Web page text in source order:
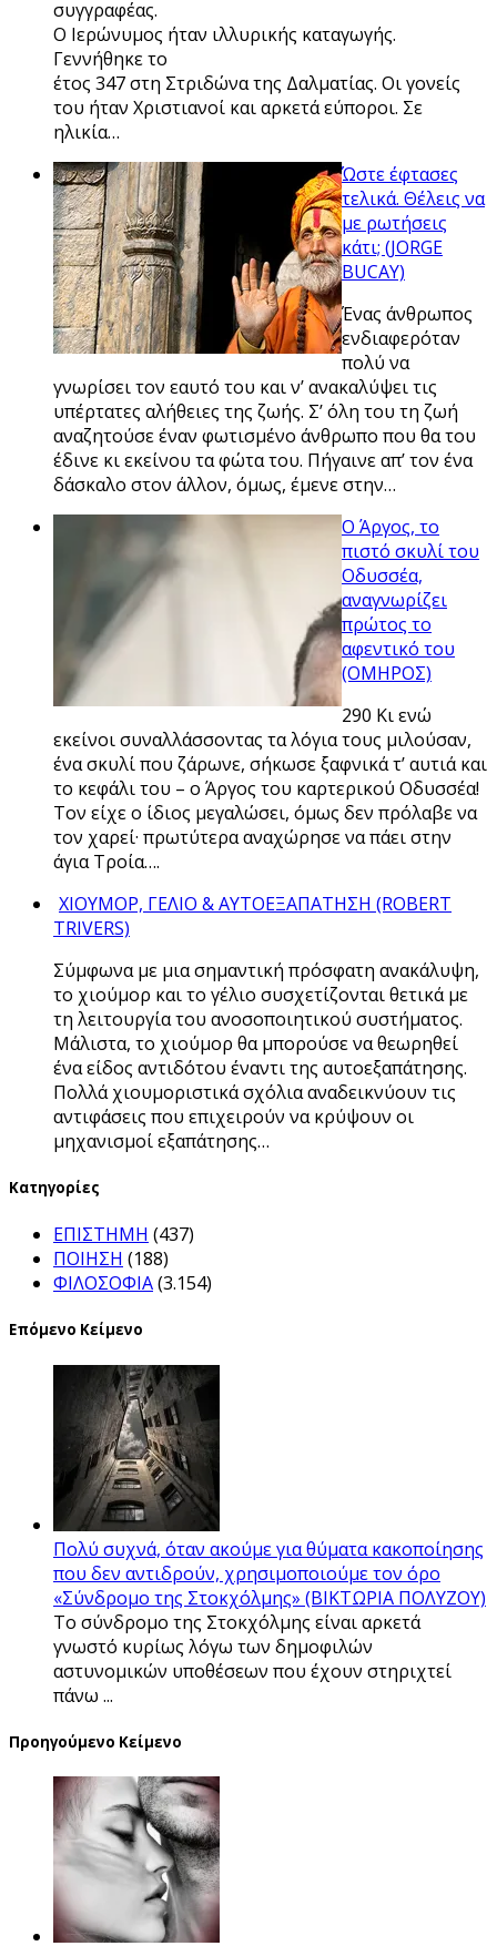
συγγραφέας.
Ο Ιερώνυμος ήταν ιλλυρικής καταγωγής.
Γεννήθηκε το
έτος 347 στη Στριδώνα της Δαλματίας. Οι γονείς
του ήταν Χριστιανοί και αρκετά εύποροι. Σε
ηλικία…
Ώστε έφτασες
τελικά. Θέλεις να
με ρωτήσεις
κάτι; (JORGE
BUCAY)
Ένας άνθρωπος
ενδιαφερόταν
πολύ να
γνωρίσει τον εαυτό του και ν’ ανακαλύψει τις
υπέρτατες αλήθειες της ζωής. Σ’ όλη του τη ζωή
αναζητούσε έναν φωτισμένο άνθρωπο που θα του
έδινε κι εκείνου τα φώτα του. Πήγαινε απ’ τον ένα
δάσκαλο στον άλλον, όμως, έμενε στην…
Ο Άργος, το
πιστό σκυλί του
Οδυσσέα,
αναγνωρίζει
πρώτος το
αφεντικό του
(ΟΜΗΡΟΣ)
290 Κι ενώ
εκείνοι συναλλάσσοντας τα λόγια τους μιλούσαν,
ένα σκυλί που ζάρωνε, σήκωσε ξαφνικά τ’ αυτιά και
το κεφάλι του – ο Άργος του καρτερικού Οδυσσέα!
Τον είχε ο ίδιος μεγαλώσει, όμως δεν πρόλαβε να
τον χαρεί· πρωτύτερα αναχώρησε να πάει στην
άγια Τροία….
ΧΙΟΥΜΟΡ, ΓΕΛΙΟ & ΑΥΤΟΕΞΑΠΑΤΗΣΗ (ROBERT
TRIVERS)
Σύμφωνα με μια σημαντική πρόσφατη ανακάλυψη,
το χιούμορ και το γέλιο συσχετίζονται θετικά με
τη λειτουργία του ανοσοποιητικού συστήματος.
Μάλιστα, το χιούμορ θα μπορούσε να θεωρηθεί
ένα είδος αντιδότου έναντι της αυτοεξαπάτησης.
Πολλά χιουμοριστικά σχόλια αναδεικνύουν τις
αντιφάσεις που επιχειρούν να κρύψουν οι
μηχανισμοί εξαπάτησης…
Kατηγορίες
ΕΠΙΣΤΗΜΗ (437)
ΠΟΙΗΣΗ (188)
ΦΙΛΟΣΟΦΙΑ(3.154)
Επόμενο Κείμενο
Πολύ συχνά, όταν ακούμε για θύματα κακοποίησης
που δεν αντιδρούν, χρησιμοποιούμε τον όρο
«Σύνδρομο της Στοκχόλμης» (ΒΙΚΤΩΡΙΑ ΠΟΛΥΖΟΥ)
Το σύνδρομο της Στοκχόλμης είναι αρκετά
γνωστό κυρίως λόγω των δημοφιλών
αστυνομικών υποθέσεων που έχουν στηριχτεί
πάνω ...
Προηγούμενο Κείμενο